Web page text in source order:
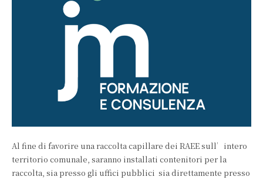
Al fine di favorire una raccolta capillare dei RAEE sull’intero
territorio comunale, saranno installati contenitori per la
raccolta, sia presso gli uffici pubblici sia direttamente presso